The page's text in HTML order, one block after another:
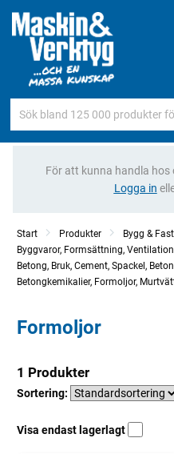
För att kunna handla hos
Logga in
Start Produkter
Bygg &
Byggvaror, Formsättning, Ventilation
Betong, Bruk, Cement, Spackel,
Betongkemikalier, Formoljor,
Formoljor
1 Produkter
Sortering:
Visa endast lagerlagt